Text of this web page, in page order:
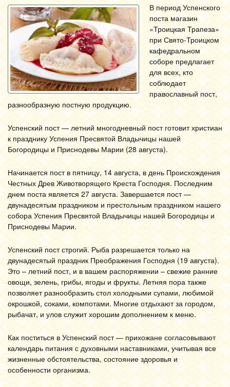
В период Успенского
поста магазин
«Троицкая Трапеза»
при Свято-Троицком
кафедральном
соборе предлагает
для всех, кто
соблюдает
православный пост,
разнообразную постную продукцию.
Успенский пост — летний многодневный пост готовит христиан
к празднику Успения Пресвятой Владычицы нашей
Богородицы и Приснодевы Марии (28 августа).
Начинается пост в пятницу, 14 августа, в день Происхождения
Честных Древ Животворящего Креста Господня. Последним
днем поста является 27 августа. Завершается пост —
двунадесятым праздником и престольным праздником нашего
собора Успения Пресвятой Владычицы нашей Богородицы и
Приснодевы Марии.
Успенский пост строгий. Рыба разрешается только на
двунадесятый праздник Преображения Господня (19 августа).
Это – летний пост, и в вашем распоряжении – свежие ранние
овощи, зелень, грибы, ягоды и фрукты. Летняя пора также
позволяет разнообразить стол холодными супами, любимой
окрошкой, соками, компотами. Многие отдыхают за городом,
рыбачат, и улов служит хорошим дополнением к меню.
Как поститься в Успенский пост — прихожане согласовывают
календарь питания с духовными наставниками, учитывая все
жизненные обстоятельства, состояние здоровья и
особенности организма.